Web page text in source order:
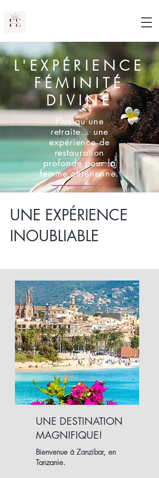
L'EXPÉRIENCE
FÉMINITÉ
DIVINE
Plus qu’une
retraite… une
expérience de
restauration
profonde pour la
femme chrétienne.
UNE EXPÉRIENCE
INOUBLIABLE
UNE DESTINATION
MAGNIFIQUE!
Bienvenue à Zanzibar, en
Tanzanie.